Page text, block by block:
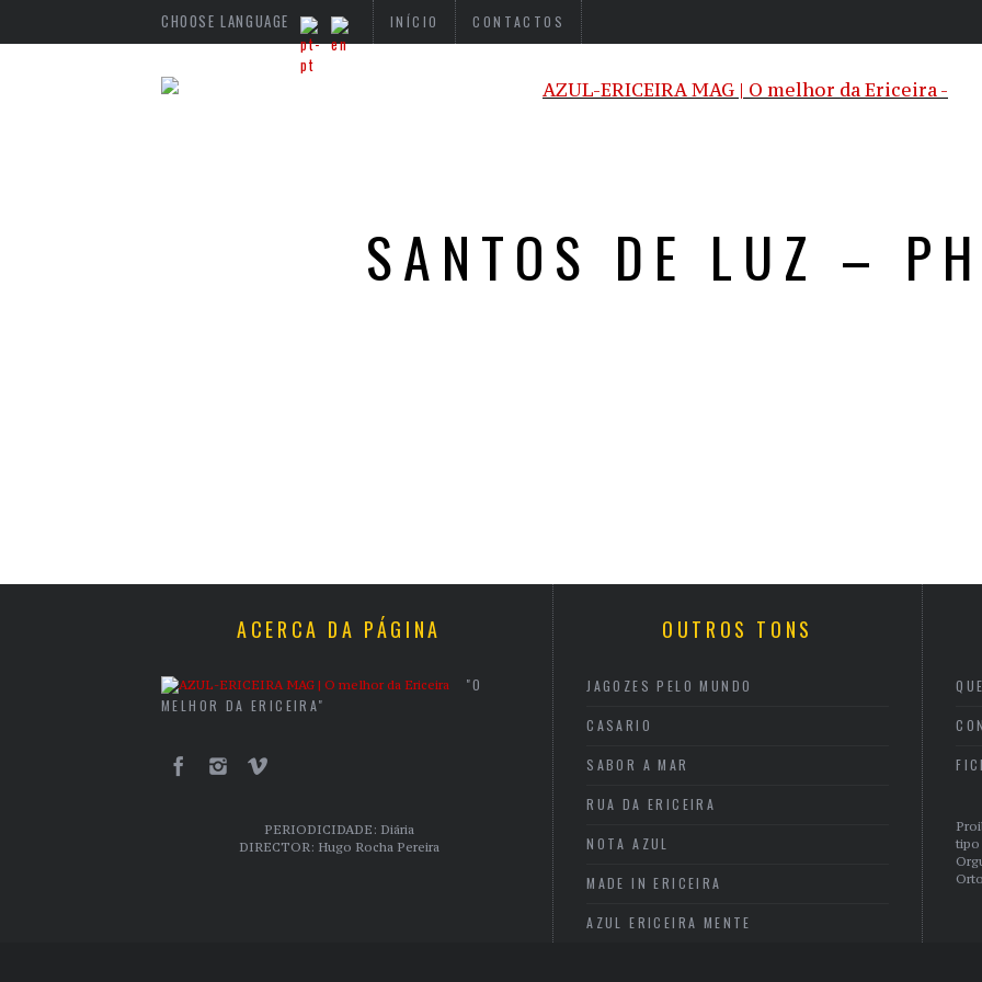
CHOOSE LANGUAGE INÍCIO CONTACTOS
SANTOS DE LUZ –
ACERCA DA PÁGINA
"O
MELHOR DA ERICEIRA"
PERIODICIDADE: Diária
DIRECTOR: Hugo Rocha Pereira
OUTROS TONS
JAGOZES PELO MUNDO
CASARIO
SABOR A MAR
RUA DA ERICEIRA
NOTA AZUL
MADE IN ERICEIRA
AZUL ERICEIRA MENTE
tipo